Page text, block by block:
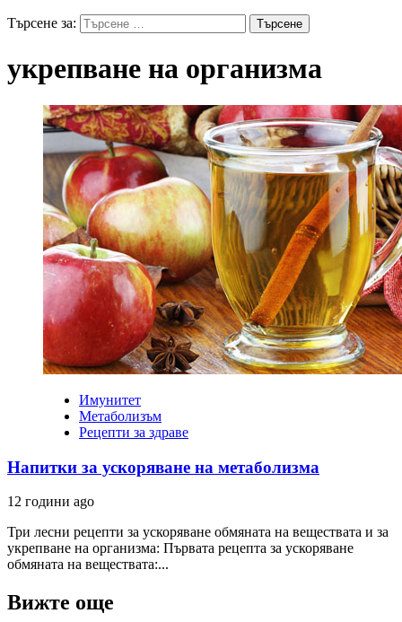
Търсене за:
укрепване на организма
Имунитет
Метаболизъм
Рецепти за здраве
Напитки за ускоряване на метаболизма
12 години ago
Три лесни рецепти за ускоряване обмяната на веществата и за
укрепване на организма: Първата рецепта за ускоряване
обмяната на веществата:...
Вижте още